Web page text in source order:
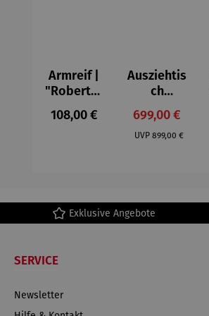
Armreif |
"Roberta"
– Anna
Mütz
Regulärer Preis:
108,00 €
Ausziehtis
ch
Aluminium
– Valor
Verkaufspreis:
699,00 €
UVP Regulärer Preis:
899,00 €
Exklusive Angebote
SERVICE
Newsletter